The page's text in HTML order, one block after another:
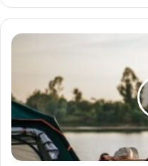
Kamp
Tavsiyeleri:
Kamp
Sandalyesi
Nasıl
Olmalı?